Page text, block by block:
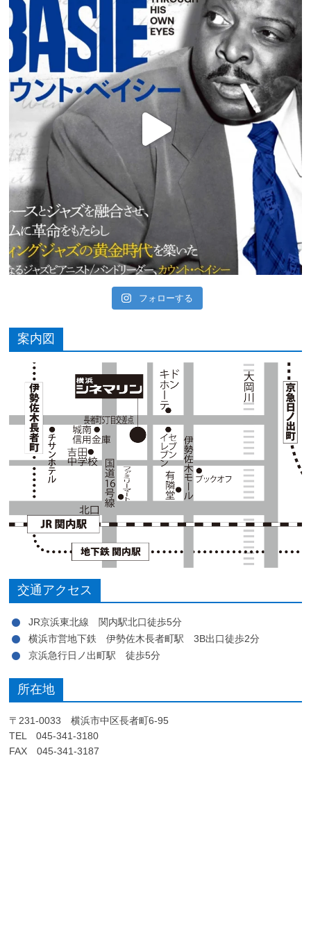
フォローする
案内図
交通アクセス
JR京浜東北線 関内駅北口徒歩5分
横浜市営地下鉄 伊勢佐木長者町駅 3B出口徒歩2分
京浜急行日ノ出町駅 徒歩5分
所在地
〒231-0033 横浜市中区長者町6-95
TEL 045-341-3180
FAX 045-341-3187